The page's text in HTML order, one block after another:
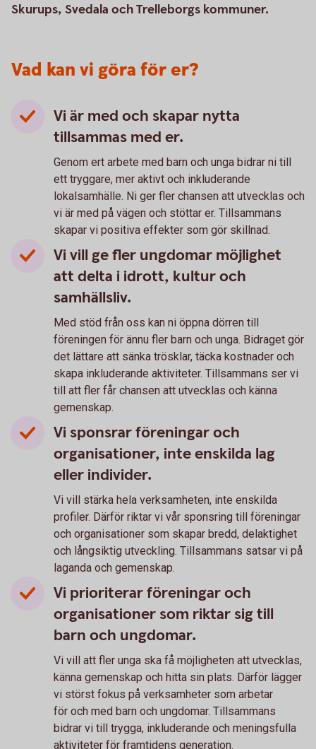
Skurups, Svedala och Trelleborgs kommuner.
Vad kan vi göra för er?
Vi är med och skapar nytta
tillsammas med er.
Genom ert arbete med barn och unga bidrar ni till
ett tryggare, mer aktivt och inkluderande
lokalsamhälle. Ni ger fler chansen att utvecklas och
vi är med på vägen och stöttar er. Tillsammans
skapar vi positiva effekter som gör skillnad.
Vi vill ge fler ungdomar möjlighet
att delta i idrott, kultur och
samhällsliv.
Med stöd från oss kan ni öppna dörren till
föreningen för ännu fler barn och unga. Bidraget gör
det lättare att sänka trösklar, täcka kostnader och
skapa inkluderande aktiviteter. Tillsammans ser vi
till att fler får chansen att utvecklas och känna
gemenskap.
Vi sponsrar föreningar och
organisationer, inte enskilda lag
eller individer.
Vi vill stärka hela verksamheten, inte enskilda
profiler. Därför riktar vi vår sponsring till föreningar
och organisationer som skapar bredd, delaktighet
och långsiktig utveckling. Tillsammans satsar vi på
laganda och gemenskap.
Vi prioriterar föreningar och
organisationer som riktar sig till
barn och ungdomar.
Vi vill att fler unga ska få möjligheten att utvecklas,
känna gemenskap och hitta sin plats. Därför lägger
vi störst fokus på verksamheter som arbetar
för och med barn och ungdomar. Tillsammans
bidrar vi till trygga, inkluderande och meningsfulla
aktiviteter för framtidens generation.